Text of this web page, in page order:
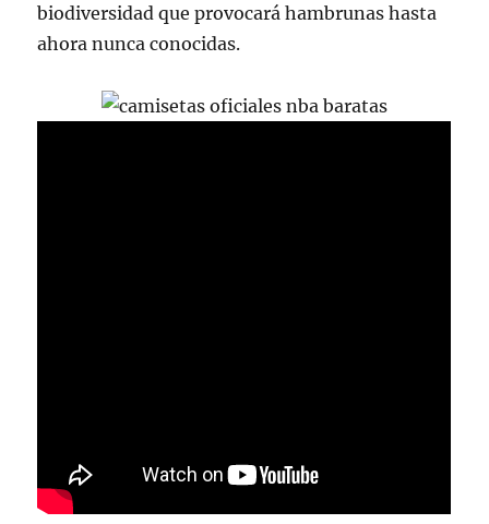
biodiversidad que provocará hambrunas hasta
ahora nunca conocidas.